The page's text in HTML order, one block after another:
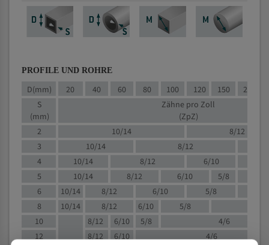
PROFILE UND ROHRE
D(mm) 20 40 60 80 100 120 150 200
S
(mm)
Zähne pro Zoll
(ZpZ)
2
10/14
8/12
3
10/14 8/12
4
10/14 8/12 6/10
5
10/14 8/12 6/10
5/8
6
10/14 8/12 6/10
5/8
8
10/14 8/12 6/10 5/8
10
8/12 6/10 5/8
4/6
12
8/12 6/10
4/6